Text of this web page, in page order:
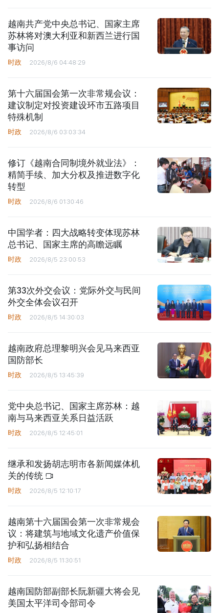
越南共产党中央总书记、国家主席
苏林将对澳大利亚和新西兰进行国
事访问
时政 2026/8/6 04:48:29
第十六届国会第一次非常规会议：
建议制定对投资建设环市五路项目
特殊机制
时政 2026/8/6 03:03:34
修订《越南合同制境外就业法》：
精简手续、加大分权及推进数字化
转型
时政 2026/8/6 01:30:46
中国学者：四大战略转变体现苏林
总书记、国家主席的高瞻远瞩
时政 2026/8/5 23:00:53
第33次外交会议：党际外交与民间
外交全体会议召开
时政 2026/8/5 14:30:03
越南政府总理黎明兴会见马来西亚
国防部长
时政 2026/8/5 13:45:39
党中央总书记、国家主席苏林：越
南与马来西亚关系日益活跃
时政 2026/8/5 12:45:01
继承和发扬胡志明市各新闻媒体机
关的传统
时政 2026/8/5 12:10:17
越南第十六届国会第一次非常规会
议：将建筑与地域文化遗产价值保
护和弘扬相结合
时政 2026/8/5 11:30:51
越南国防部副部长阮新疆大将会见
美国太平洋司令部司令